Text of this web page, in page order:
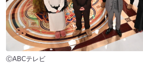
ⒸABCテレビ